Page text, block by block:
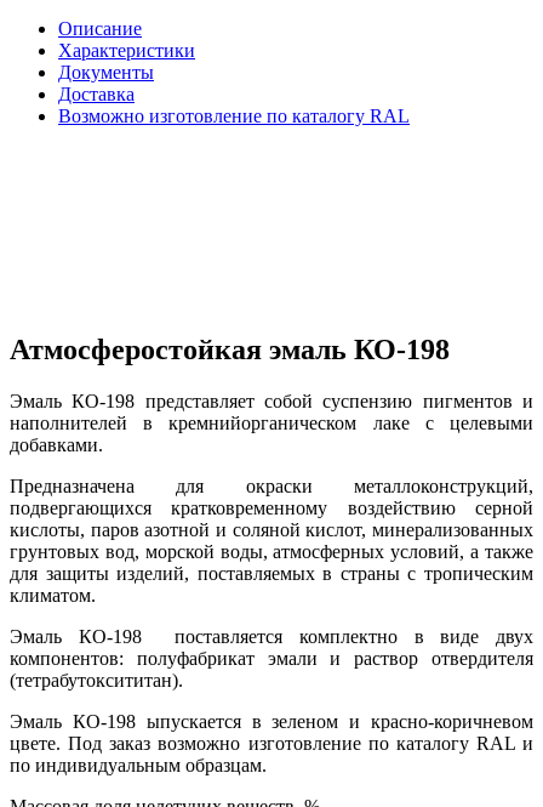
Описание
Характеристики
Документы
Доставка
Возможно изготовление по каталогу RAL
Атмосферостойкая эмаль КО-198
Эмаль КО-198 представляет собой суспензию пигментов и
наполнителей в кремнийорганическом лаке с целевыми
добавками.
Предназначена для окраски металлоконструкций,
подвергающихся кратковременному воздействию серной
кислоты, паров азотной и соляной кислот, минерализованных
грунтовых вод, морской воды, атмосферных условий, а также
для защиты изделий, поставляемых в страны с тропическим
климатом.
Эмаль КО-198 поставляется комплектно в виде двух
компонентов: полуфабрикат эмали и раствор отвердителя
(тетрабутоксититан).
Эмаль КО-198 ыпускается в зеленом и красно-коричневом
цвете. Под заказ возможно изготовление по каталогу RAL и
по индивидуальным образцам.